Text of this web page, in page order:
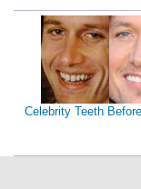
Celebrity Teeth